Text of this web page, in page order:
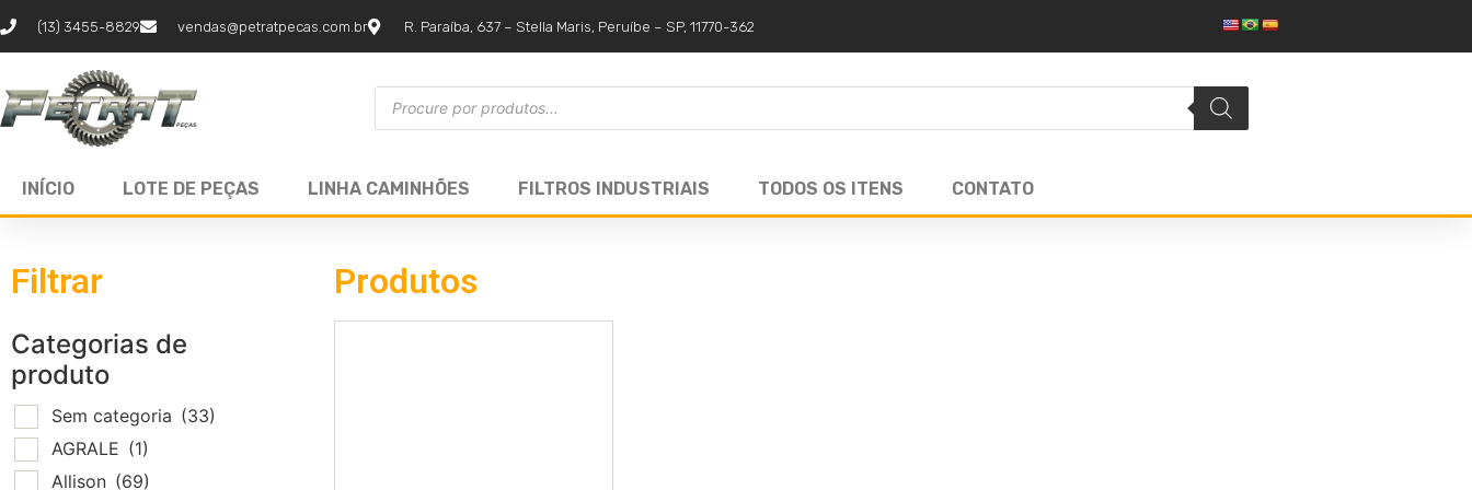
(13) 3455-8829 vendas@petratpecas.com.br R. Paraíba, 637 – Stella Maris, Peruíbe – SP, 11770-362
INÍCIO LOTE DE PEÇAS LINHA CAMINHÕES FILTROS INDUSTRIAIS TODOS OS ITENS CONTATO
Filtrar
Categorias de
produto
Sem categoria (33)
AGRALE (1)
Allison (69)
Produtos